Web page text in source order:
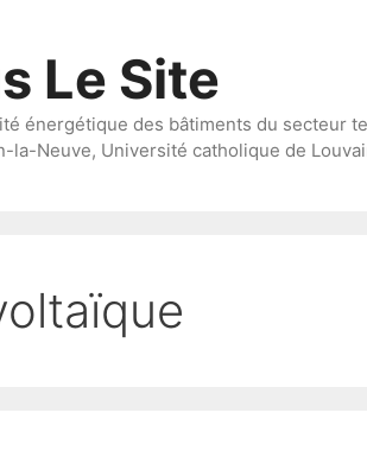
Le Site
énergétique des bâtiments du
la-Neuve, Université catholique de